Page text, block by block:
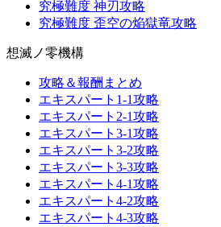
究極難度 神刃攻略
究極難度 歪空の焔獄竜攻略
想滅ノ零機構
攻略＆報酬まとめ
エキスパート1-1攻略
エキスパート2-1攻略
エキスパート3-1攻略
エキスパート3-2攻略
エキスパート3-3攻略
エキスパート4-1攻略
エキスパート4-2攻略
エキスパート4-3攻略